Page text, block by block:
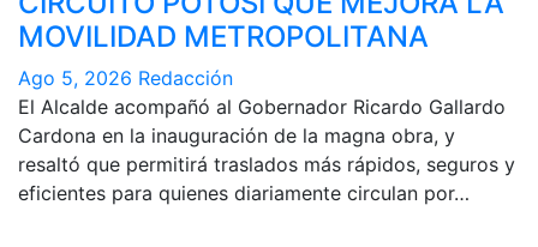
MOVILIDAD METROPOLITANA
Ago 5, 2026 Redacción
El Alcalde acompañó al Gobernador Ricardo Gallardo
Cardona en la inauguración de la magna obra, y
resaltó que permitirá traslados más rápidos, seguros y
eficientes para quienes diariamente circulan por…